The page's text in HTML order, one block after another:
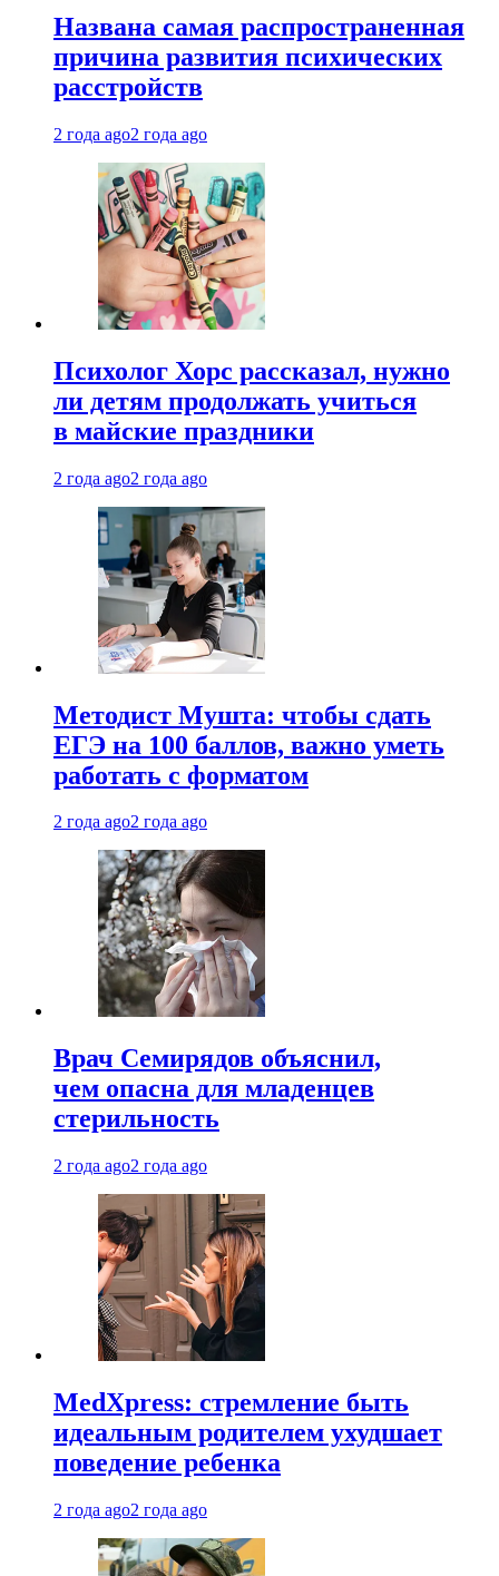
Названа самая распространенная
причина развития психических
расстройств
2 года ago2 года ago
Психолог Хорс рассказал, нужно
ли детям продолжать учиться
в майские праздники
2 года ago2 года ago
Методист Мушта: чтобы сдать
ЕГЭ на 100 баллов, важно уметь
работать с форматом
2 года ago2 года ago
Врач Семирядов объяснил,
чем опасна для младенцев
стерильность
2 года ago2 года ago
MedXpress: стремление быть
идеальным родителем ухудшает
поведение ребенка
2 года ago2 года ago